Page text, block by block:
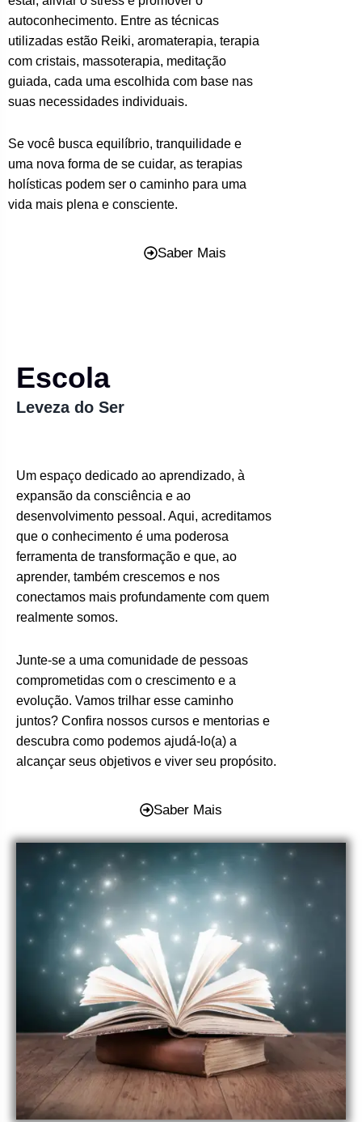
autoconhecimento. Entre as técnicas
utilizadas estão Reiki, aromaterapia, terapia
com cristais, massoterapia, meditação
guiada, cada uma escolhida com base nas
suas necessidades individuais.
Se você busca equilíbrio, tranquilidade e
uma nova forma de se cuidar, as terapias
holísticas podem ser o caminho para uma
vida mais plena e consciente.
Saber Mais
Escola
Leveza do Ser
Um espaço dedicado ao aprendizado, à
expansão da consciência e ao
desenvolvimento pessoal. Aqui, acreditamos
que o conhecimento é uma poderosa
ferramenta de transformação e que, ao
aprender, também crescemos e nos
conectamos mais profundamente com quem
realmente somos.
Junte-se a uma comunidade de pessoas
comprometidas com o crescimento e a
evolução. Vamos trilhar esse caminho
juntos? Confira nossos cursos e mentorias e
descubra como podemos ajudá-lo(a) a
alcançar seus objetivos e viver seu propósito.
Saber Mais